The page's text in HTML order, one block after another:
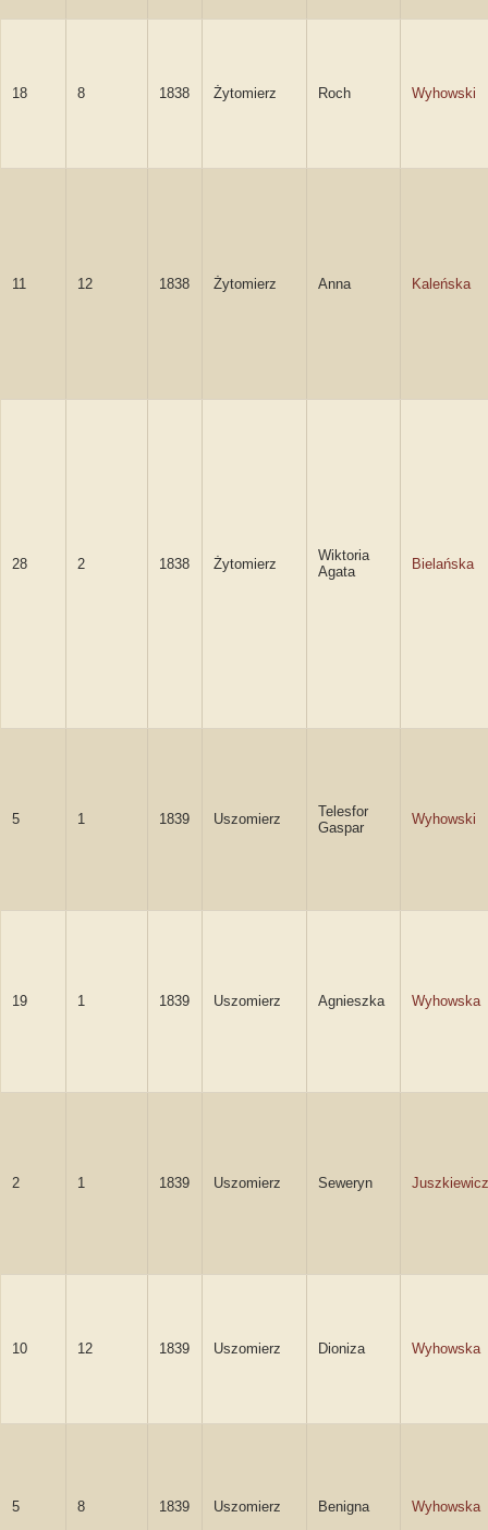
18 8 1838 Żytomierz Roch Wyhowski
11 12 1838 Żytomierz Anna Kaleńska
28 2 1838 Żytomierz
Wiktoria
Agata
Bielańska
5 1 1839 Uszomierz
Telesfor
Gaspar
Wyhowski
19 1 1839 Uszomierz Agnieszka Wyhowska
2 1 1839 Uszomierz Seweryn Juszkiewicz
10 12 1839 Uszomierz Dioniza Wyhowska
5 8 1839 Uszomierz Benigna Wyhowska